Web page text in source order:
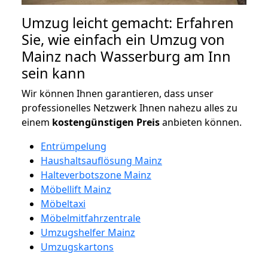
Umzug leicht gemacht: Erfahren
Sie, wie einfach ein Umzug von
Mainz nach Wasserburg am Inn
sein kann
Wir können Ihnen garantieren, dass unser
professionelles Netzwerk Ihnen nahezu alles zu
einem kostengünstigen Preisanbieten können.
Entrümpelung
Haushaltsauflösung Mainz
Halteverbotszone Mainz
Möbellift Mainz
Möbeltaxi
Möbelmitfahrzentrale
Umzugshelfer Mainz
Umzugskartons